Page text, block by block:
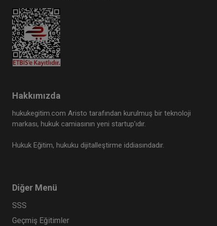
Hakkımızda
hukukegitim.com Aristo tarafından kurulmuş bir teknoloji
markası, hukuk camiasının yeni startup’ıdır.
Hukuk Eğitim, hukuku dijitalleştirme iddiasındadır.
Diğer Menü
SSS
Geçmiş Eğitimler